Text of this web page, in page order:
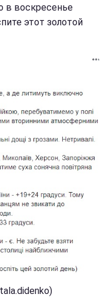
в воскресенье
этот золотой